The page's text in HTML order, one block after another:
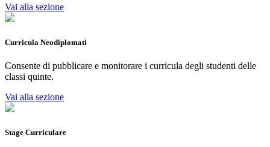
Vai alla sezione
Curricula Neodiplomati
Consente di pubblicare e monitorare i curricula degli studenti delle
classi quinte.
Vai alla sezione
Stage Curriculare